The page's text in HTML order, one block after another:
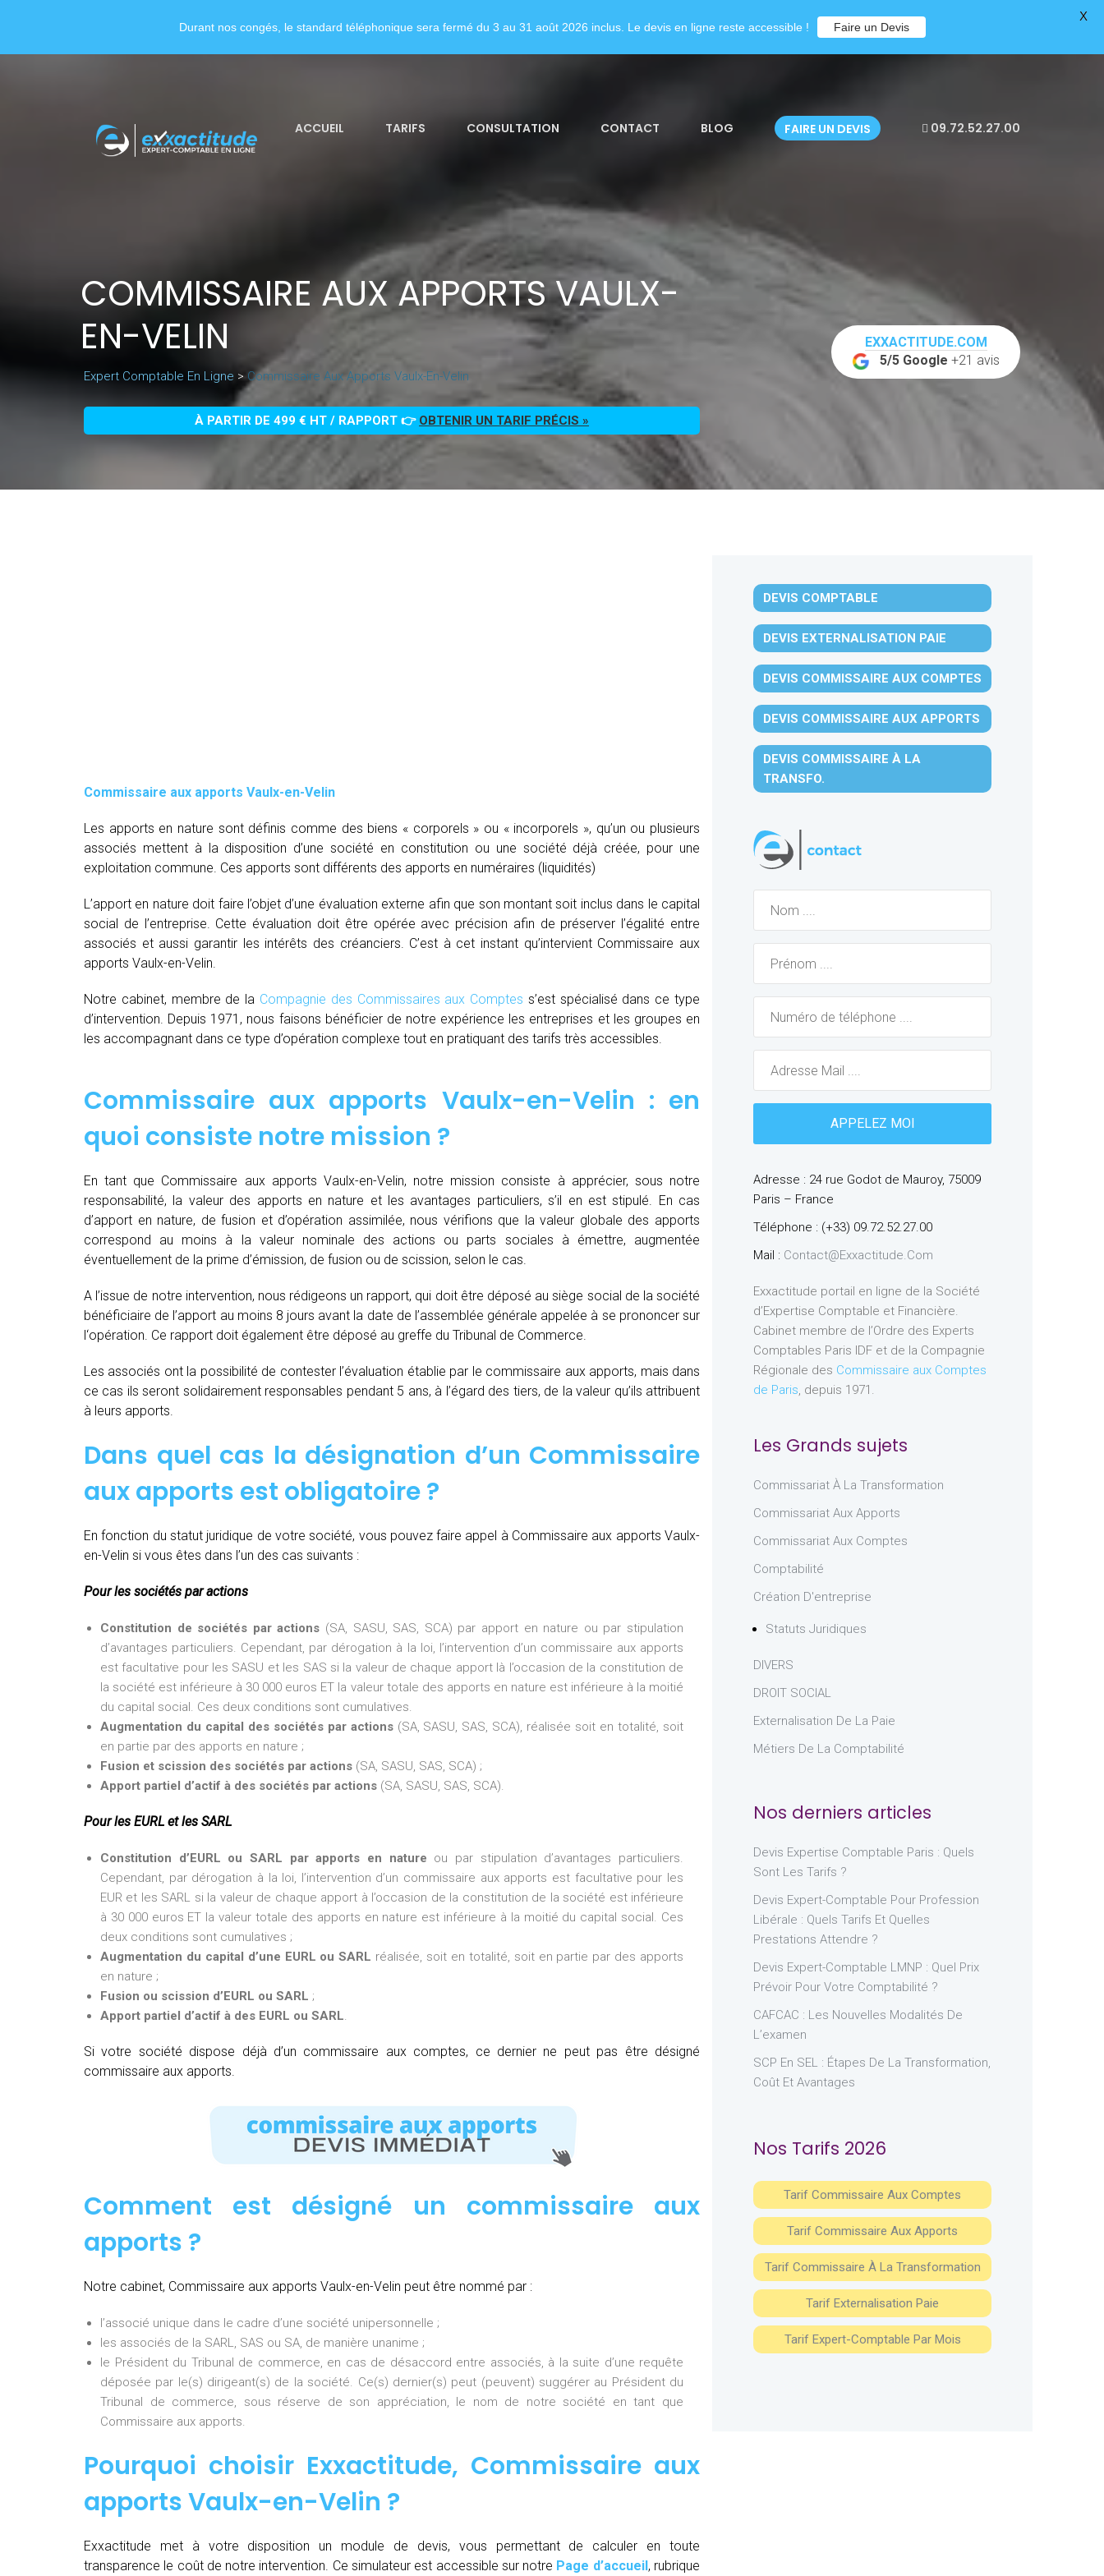
ACCUEIL TARIFS CONSULTATION CONTACT BLOG FAIRE UN DEVIS 09.72.52.27.00
COMMISSAIRE AUX APPORTS VAULX-
EN-VELIN
Expert Comptable En Ligne > Commissaire Aux Apports Vaulx-En-Velin
À PARTIR DE 499 € HT / RAPPORT 👉 OBTENIR UN TARIF PRÉCIS »
EXXACTITUDE.COM
5/5 Google +21 avis
Commissaire aux apports Vaulx-en-Velin
Les apports en nature sont définis comme des biens « corporels » ou « incorporels », qu’un ou plusieurs
associés mettent à la disposition d’une société en constitution ou une société déjà créée, pour une
exploitation commune. Ces apports sont différents des apports en numéraires (liquidités)
L’apport en nature doit faire l’objet d’une évaluation externe afin que son montant soit inclus dans le capital
social de l’entreprise. Cette évaluation doit être opérée avec précision afin de préserver l’égalité entre
associés et aussi garantir les intérêts des créanciers. C’est à cet instant qu’intervient Commissaire aux
apports Vaulx-en-Velin.
Notre cabinet, membre de la Compagnie des Commissaires aux Comptes s’est spécialisé dans ce type
d’intervention. Depuis 1971, nous faisons bénéficier de notre expérience les entreprises et les groupes en
les accompagnant dans ce type d’opération complexe tout en pratiquant des tarifs très accessibles.
Commissaire aux apports Vaulx-en-Velin : en
quoi consiste notre mission ?
En tant que Commissaire aux apports Vaulx-en-Velin, notre mission consiste à apprécier, sous notre
responsabilité, la valeur des apports en nature et les avantages particuliers, s’il en est stipulé. En cas
d’apport en nature, de fusion et d’opération assimilée, nous vérifions que la valeur globale des apports
correspond au moins à la valeur nominale des actions ou parts sociales à émettre, augmentée
éventuellement de la prime d’émission, de fusion ou de scission, selon le cas.
A l’issue de notre intervention, nous rédigeons un rapport, qui doit être déposé au siège social de la société
bénéficiaire de l’apport au moins 8 jours avant la date de l’assemblée générale appelée à se prononcer sur
l‘opération. Ce rapport doit également être déposé au greffe du Tribunal de Commerce.
Les associés ont la possibilité de contester l’évaluation établie par le commissaire aux apports, mais dans
ce cas ils seront solidairement responsables pendant 5 ans, à l’égard des tiers, de la valeur qu’ils attribuent
à leurs apports.
Dans quel cas la désignation d’un Commissaire
aux apports est obligatoire ?
En fonction du statut juridique de votre société, vous pouvez faire appel à Commissaire aux apports Vaulx-
en-Velin si vous êtes dans l’un des cas suivants :
Pour les sociétés par actions
Constitution de sociétés par actions (SA, SASU, SAS, SCA) par apport en nature ou par stipulation
d’avantages particuliers. Cependant, par dérogation à la loi, l’intervention d’un commissaire aux apports
est facultative pour les SASU et les SAS si la valeur de chaque apport là l’occasion de la constitution de
la société est inférieure à 30 000 euros ET la valeur totale des apports en nature est inférieure à la moitié
du capital social. Ces deux conditions sont cumulatives.
Augmentation du capital des sociétés par actions(SA, SASU, SAS, SCA), réalisée soit en totalité, soit
en partie par des apports en nature ;
Fusion et scission des sociétés par actions (SA, SASU, SAS, SCA) ;
Apport partiel d’actif à des sociétés par actions (SA, SASU, SAS, SCA).
Pour les EURL et les SARL
Constitution d’EURL ou SARL par apports en nature ou par stipulation d’avantages particuliers.
Cependant, par dérogation à la loi, l’intervention d’un commissaire aux apports est facultative pour les
EUR et les SARL si la valeur de chaque apport à l’occasion de la constitution de la société est inférieure
à 30 000 euros ET la valeur totale des apports en nature est inférieure à la moitié du capital social. Ces
deux conditions sont cumulatives ;
Augmentation du capital d’une EURL ou SARL réalisée, soit en totalité, soit en partie par des apports
en nature ;
Fusion ou scission d’EURL ou SARL ;
Apport partiel d’actif à des EURL ou SARL.
Si votre société dispose déjà d’un commissaire aux comptes, ce dernier ne peut pas être désigné
commissaire aux apports.
Comment est désigné un commissaire aux
apports ?
Notre cabinet, Commissaire aux apports Vaulx-en-Velin peut être nommé par :
l’associé unique dans le cadre d’une société unipersonnelle ;
les associés de la SARL, SAS ou SA, de manière unanime ;
le Président du Tribunal de commerce, en cas de désaccord entre associés, à la suite d’une requête
déposée par le(s) dirigeant(s) de la société. Ce(s) dernier(s) peut (peuvent) suggérer au Président du
Tribunal de commerce, sous réserve de son appréciation, le nom de notre société en tant que
Commissaire aux apports.
Pourquoi choisir Exxactitude, Commissaire aux
apports Vaulx-en-Velin ?
Exxactitude met à votre disposition un module de devis, vous permettant de calculer en toute
transparence le coût de notre intervention. Ce simulateur est accessible sur notre Page d’accueil, rubrique
DEVIS COMPTABLE
DEVIS EXTERNALISATION PAIE
DEVIS COMMISSAIRE AUX COMPTES
DEVIS COMMISSAIRE AUX APPORTS
DEVIS COMMISSAIRE À LA
TRANSFO.
Adresse : 24 rue Godot de Mauroy, 75009
Paris – France
Téléphone : (+33) 09.72.52.27.00
Mail : Contact@exxactitude.com
Exxactitude portail en ligne de la Société
d’Expertise Comptable et Financière.
Cabinet membre de l’Ordre des Experts
Comptables Paris IDF et de la Compagnie
Régionale des Commissaire aux Comptes
de Paris, depuis 1971.
Les Grands sujets
Commissariat À La Transformation
Commissariat Aux Apports
Commissariat Aux Comptes
Comptabilité
Création D'entreprise
Statuts Juridiques
DIVERS
DROIT SOCIAL
Externalisation De La Paie
Métiers De La Comptabilité
Nos derniers articles
Devis Expertise Comptable Paris : Quels
Sont Les Tarifs ?
Devis Expert-Comptable Pour Profession
Libérale : Quels Tarifs Et Quelles
Prestations Attendre ?
Devis Expert-Comptable LMNP : Quel Prix
Prévoir Pour Votre Comptabilité ?
CAFCAC : Les Nouvelles Modalités De
L’examen
SCP En SEL : Étapes De La Transformation,
Coût Et Avantages
Nos Tarifs 2026
Tarif Commissaire Aux Comptes
Tarif Commissaire Aux Apports
Tarif Commissaire À La Transformation
Tarif Externalisation Paie
Tarif Expert-Comptable Par Mois
Durant nos congés, le standard téléphonique sera fermé du 3 au 31 août 2026 inclus. Le devis en ligne reste accessible ! Faire un Devis
X